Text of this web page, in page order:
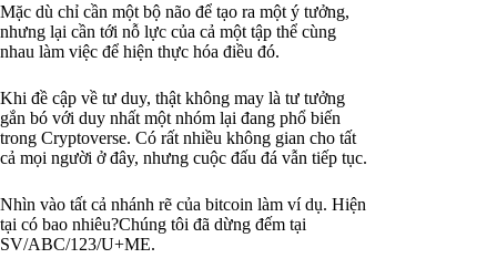
Mặc dù chỉ cần một bộ não để tạo ra một ý tưởng,
nhưng lại cần tới nỗ lực của cả một tập thể cùng
nhau làm việc để hiện thực hóa điều đó.
Khi đề cập về tư duy, thật không may là tư tưởng
gắn bó với duy nhất một nhóm lại đang phổ biến
trong Cryptoverse. Có rất nhiều không gian cho tất
cả mọi người ở đây, nhưng cuộc đấu đá vẫn tiếp tục.
Nhìn vào tất cả nhánh rẽ của bitcoin làm ví dụ. Hiện
tại có bao nhiêu?Chúng tôi đã dừng đếm tại
SV/ABC/123/U+ME.